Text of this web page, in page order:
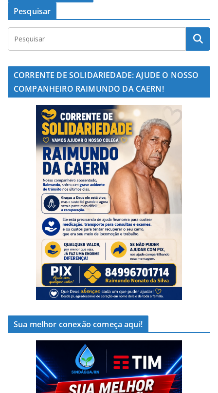
Pesquisar
CORRENTE DE SOLIDARIEDADE: AJUDE O NOSSO
COMPANHEIRO RAIMUNDO DA CAERN!
Sua melhor conexão começa aqui!